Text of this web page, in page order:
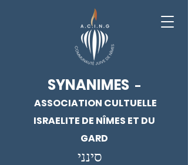
SYNANIMES -
ASSOCIATION CULTUELLE
ISRAELITE DE NÎMES ET DU
GARD
סינני